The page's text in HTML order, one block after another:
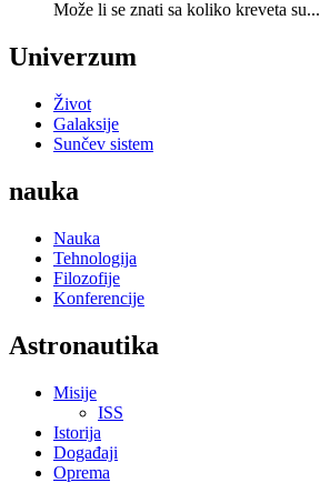
Može li se znati sa koliko kreveta su...
Univerzum
Život
Galaksije
Sunčev sistem
nauka
Nauka
Tehnologija
Filozofije
Konferencije
Astronautika
Misije
ISS
Istorija
Događaji
Oprema